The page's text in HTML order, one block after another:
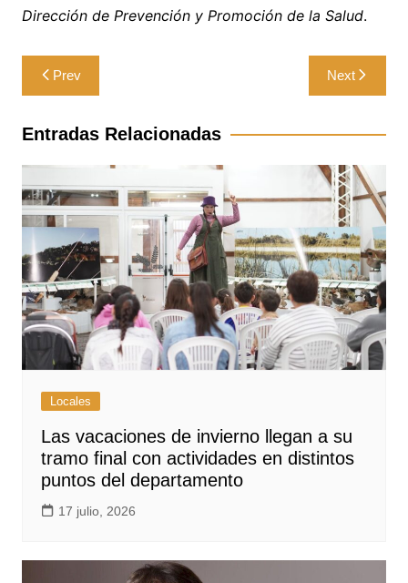
Dirección de Prevención y Promoción de la Salud.
Navegación
de
entradas
Prev Next
Entradas Relacionadas
Locales
Las vacaciones de invierno llegan a su
tramo final con actividades en distintos
puntos del departamento
17 julio, 2026